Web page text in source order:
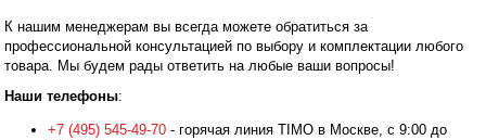
К нашим менеджерам вы всегда можете обратиться за
профессиональной консультацией по выбору и комплектации любого
товара. Мы будем рады ответить на любые ваши вопросы!
Наши телефоны:
+7 (495) 545-49-70 - горячая линия TIMO в Москве, с 9:00 до